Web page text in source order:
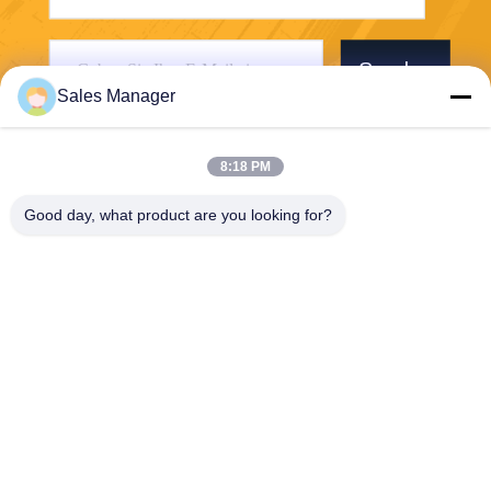
Senden
Sales Manager
8:18 PM
Good day, what product are you looking for?